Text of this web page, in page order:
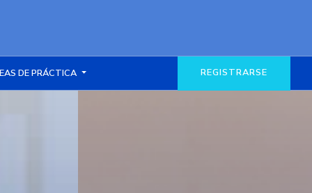
DE PRÁCTICA REGISTRARSE